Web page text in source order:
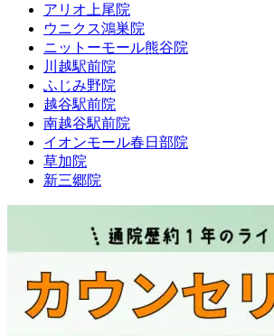
アリオ上尾院
ウニクス鴻巣院
ニットーモール熊谷院
川越駅前院
ふじみ野院
越谷駅前院
南越谷駅前院
イオンモール春日部院
草加院
新三郷院